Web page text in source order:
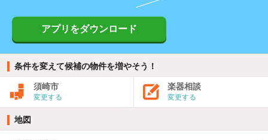
アプリをダウンロード
条件を変えて候補の物件を増やそう！
須崎市
変更する
楽器相談
変更する
地図